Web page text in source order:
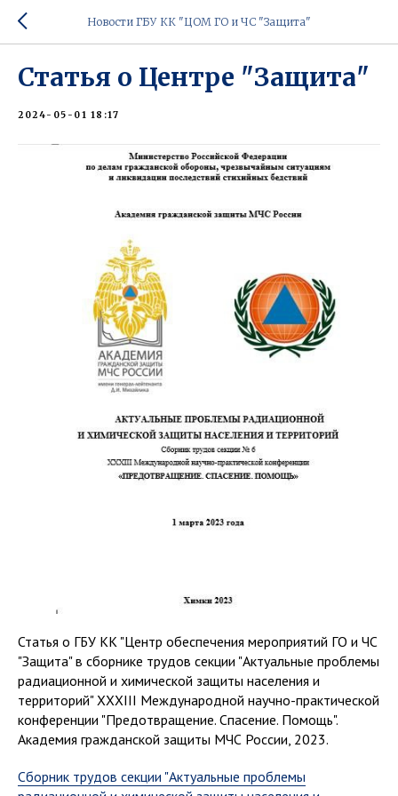
Новости ГБУ КК "ЦОМ ГО и ЧС "Защита"
Статья о Центре "Защита"
2024-05-01 18:17
Статья о ГБУ КК "Центр обеспечения мероприятий ГО и ЧС
"Защита" в сборнике трудов секции "Актуальные проблемы
радиационной и химической защиты населения и
территорий" XXXIII Международной научно-практической
конференции "Предотвращение. Спасение. Помощь".
Академия гражданской защиты МЧС России, 2023.
Cборник трудов секции "Актуальные проблемы